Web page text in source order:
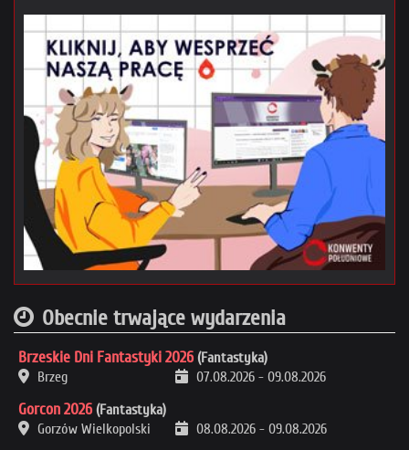
Obecnie trwające wydarzenia
Brzeskie Dni Fantastyki 2026 (Fantastyka)
Brzeg
07.08.2026 - 09.08.2026
Gorcon 2026 (Fantastyka)
Gorzów Wielkopolski
08.08.2026 - 09.08.2026